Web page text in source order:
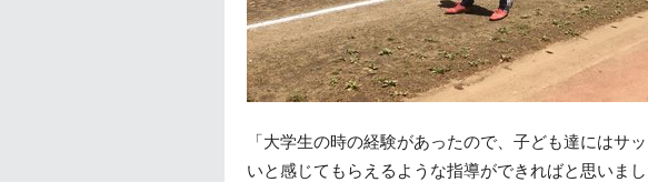
「大学生の時の経験があったので、子ども達にはサ
いと感じてもらえるような指導ができればと思いま